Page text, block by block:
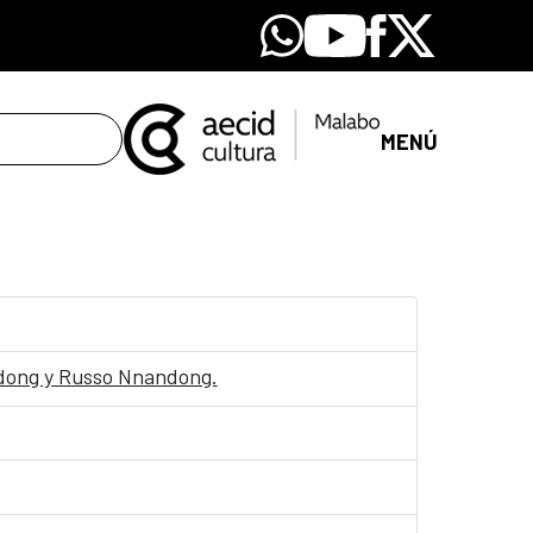
Whatsapp
YoutubeFacebook
X
MENÚ
y Russo Nnandong.